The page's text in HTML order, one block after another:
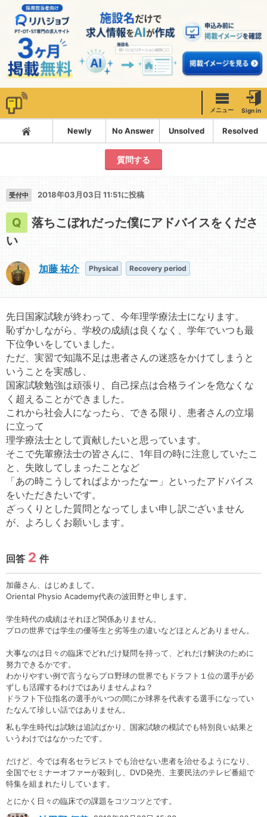
メニュー Sign in
Newly No Answer Unsolved Resolved
質問する
受付中 2018年03月03日 11:51に投稿
落ちこぼれだった僕にアドバイスをくださ
い
加藤 祐介 Physical Recovery period
先日国家試験が終わって、今年理学療法士になります。
恥ずかしながら、学校の成績は良くなく、学年でいつも最
下位争いをしていました。
ただ、実習で知識不足は患者さんの迷惑をかけてしまうと
いうことを実感し、
国家試験勉強は頑張り、自己採点は合格ラインを危なくな
く超えることができました。
これから社会人になったら、できる限り、患者さんの立場
に立って
理学療法士として貢献したいと思っています。
そこで先輩療法士の皆さんに、1年目の時に注意していたこ
と、失敗してしまったことなど
「あの時こうしてればよかったなー」といったアドバイス
をいただきたいです。
ざっくりとした質問となってしまい申し訳ございません
が、よろしくお願いします。
回答 2 件
加藤さん、はじめまして。
Oriental Physio Academy代表の波田野と申します。
学生時代の成績はそれほど関係ありません。
プロの世界では学生の優等生と劣等生の違いなどほとんどありません。
大事なのは日々の臨床でどれだけ疑問を持って、どれだけ解決のために
努力できるかです。
わかりやすい例で言うならプロ野球の世界でもドラフト１位の選手が必
ずしも活躍するわけではありませんよね？
ドラフト下位指名の選手がいつの間にか球界を代表する選手になってい
たなんて珍しい話ではありません。
私も学生時代は試験は追試ばかり、国家試験の模試でも特別良い結果と
いうわけではなかったです。
だけど、今では有名セラピストでも治せない患者を治せるようになり、
全国でセミナーオファーが殺到し、DVD発売、主要民法のテレビ番組で
特集を組まれたりしています。
とにかく日々の臨床での課題をコツコツとです。